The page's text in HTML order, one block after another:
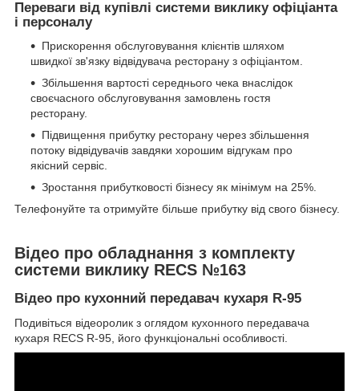
Переваги від купівлі системи виклику офіціанта
і персоналу
Прискорення обслуговування клієнтів шляхом
швидкої зв'язку відвідувача ресторану з офіціантом.
Збільшення вартості середнього чека внаслідок
своєчасного обслуговування замовлень гостя
ресторану.
Підвищення прибутку ресторану через збільшення
потоку відвідувачів завдяки хорошим відгукам про
якісний сервіс.
Зростання прибутковості бізнесу як мінімум на 25%.
Телефонуйте та отримуйте більше прибутку від свого бізнесу.
Відео про обладнання з комплекту
системи виклику RECS №163
Відео про кухонний передавач кухаря R-95
Подивіться відеоролик з оглядом кухонного передавача
кухаря RECS R-95, його функціональні особливості.